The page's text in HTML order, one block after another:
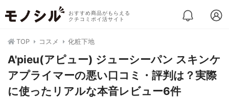
おすすめ商品がもらえる
クチコミポイ活サイト
TOP コスメ 化粧下地
A'pieu(アピュー) ジューシーパン スキンケ
アプライマーの悪い口コミ・評判は？実際
に使ったリアルな本音レビュー6件